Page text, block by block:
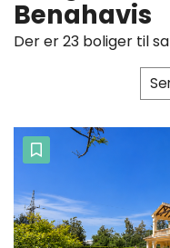
Benahavis
Der er 23 boliger til